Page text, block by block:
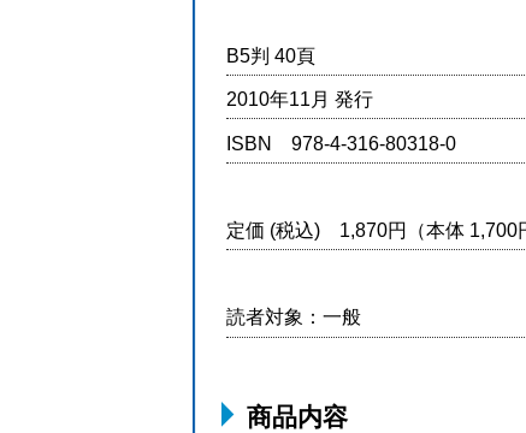
B5判 40頁
2010年11月 発行
ISBN 978-4-316-80318-0
定価 (税込) 1,870円（本体 1,700
読者対象：一般
商品内容